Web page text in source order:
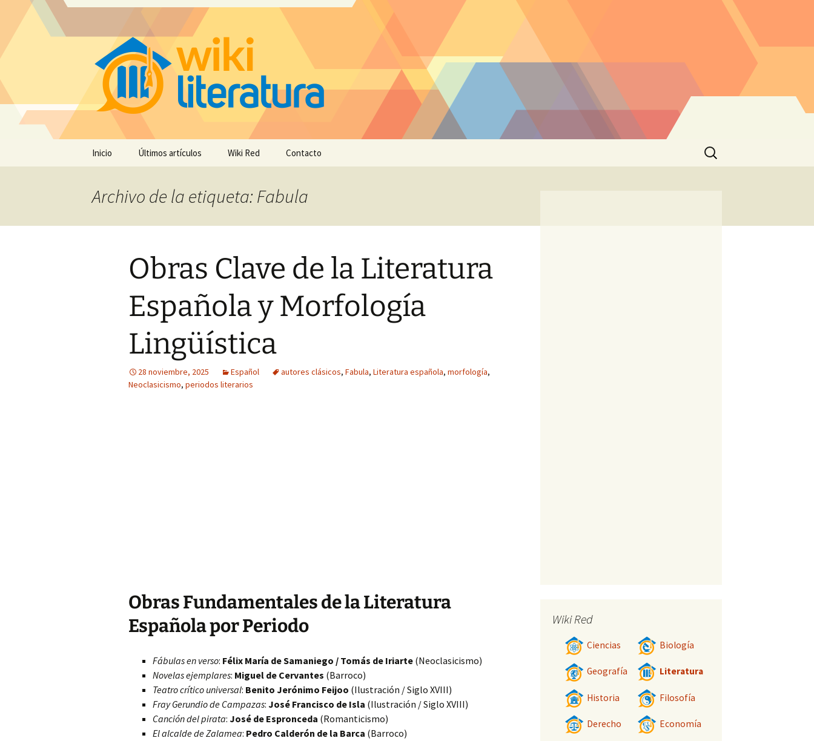
Inicio Últimos artículos Wiki Red Contacto
Buscar:
Archivo de la etiqueta: Fabula
Obras Clave de la Literatura
Española y Morfología
Lingüística
28 noviembre, 2025 Español autores clásicos, Fabula, Literatura española, morfología,
Neoclasicismo, periodos literarios
Obras Fundamentales de la Literatura
Española por Periodo
Fábulas en verso: Félix María de Samaniego / Tomás de Iriarte (Neoclasicismo)
Novelas ejemplares: Miguel de Cervantes (Barroco)
Teatro crítico universal: Benito Jerónimo Feijoo (Ilustración / Siglo XVIII)
Fray Gerundio de Campazas: José Francisco de Isla (Ilustración / Siglo XVIII)
Canción del pirata: José de Espronceda (Romanticismo)
El alcalde de Zalamea: Pedro Calderón de la Barca (Barroco)
Wiki Red
Ciencias Biología
Geografía Literatura
Historia Filosofía
Derecho Economía